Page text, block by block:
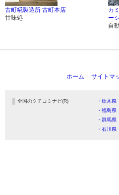
古町糀製造所 古町本店
甘味処
カ
ー
自
ホーム サイトマ
全国のクチコミナビ(R) ・栃木県
・福島県
・群馬県
・石川県